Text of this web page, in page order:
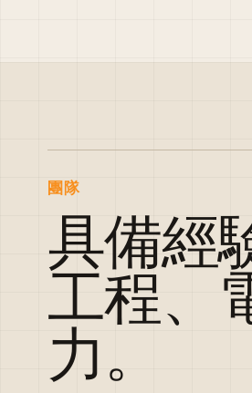
團隊
具備經
工程、
力。